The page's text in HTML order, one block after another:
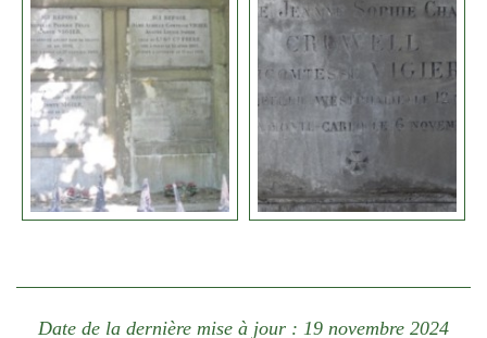
Date de la dernière mise à jour : 19 novembre 2024